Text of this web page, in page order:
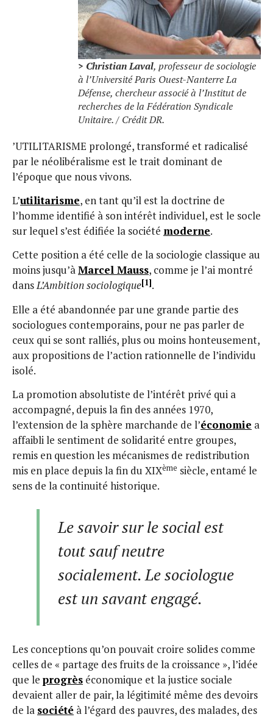
> Christian Laval, professeur de sociologie
à l’Université Paris Ouest-Nanterre La
Défense, chercheur associé à l’Institut de
recherches de la Fédération Syndicale
Unitaire. / Crédit DR.
’UTILITARISME prolongé, transformé et radicalisé
par le néolibéralisme est le trait dominant de
l’époque que nous vivons.
L’utilitarisme, en tant qu’il est la doctrine de
l’homme identifié à son intérêt individuel, est le socle
sur lequel s’est édifiée la société moderne.
Cette position a été celle de la sociologie classique au
moins jusqu’àMarcel Mauss, comme je l’ai montré
dansL’Ambition sociologique[1].
Elle a été abandonnée par une grande partie des
sociologues contemporains, pour ne pas parler de
ceux qui se sont ralliés, plus ou moins honteusement,
aux propositions de l’action rationnelle de l’individu
isolé.
La promotion absolutiste de l’intérêt privé qui a
accompagné, depuis la fin des années 1970,
l’extension de la sphère marchande de l’économie a
affaibli le sentiment de solidarité entre groupes,
remis en question les mécanismes de redistribution
mis en place depuis la fin du XIXème siècle, entamé le
sens de la continuité historique.
Le savoir sur le social est
tout sauf neutre
socialement. Le sociologue
est un savant engagé.
Les conceptions qu’on pouvait croire solides comme
celles de « partage des fruits de la croissance », l’idée
que le progrès économique et la justice sociale
devaient aller de pair, la légitimité même des devoirs
de la société à l’égard des pauvres, des malades, des